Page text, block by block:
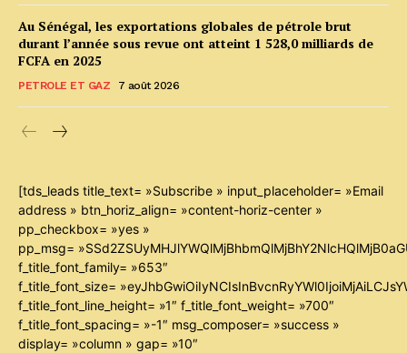
Au Sénégal, les exportations globales de pétrole brut
durant l’année sous revue ont atteint 1 528,0 milliards de
FCFA en 2025
PETROLE ET GAZ 7 août 2026
[tds_leads title_text= »Subscribe » input_placeholder= »Email
address » btn_horiz_align= »content-horiz-center »
pp_checkbox= »yes »
pp_msg=
f_title_font_family= »653″
f_title_font_size=
f_title_font_line_height= »1″ f_title_font_weight= »700″
f_title_font_spacing= »-1″ msg_composer= »success »
display= »column » gap= »10″